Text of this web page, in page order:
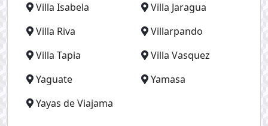
Villa Isabela
Villa Jaragua
Villa Riva
Villarpando
Villa Tapia
Villa Vasquez
Yaguate
Yamasa
Yayas de Viajama